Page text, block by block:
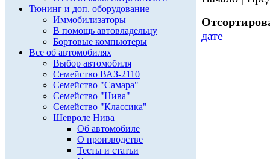
Тюнинг и доп. оборудование
Иммобилизаторы
В помощь автовладельцу
Бортовые компьютеры
Все об автомобилях
Выбор автомобиля
Семейство ВАЗ-2110
Семейство "Самара"
Семейство "Нива"
Семейство "Классика"
Шевроле Нива
Об автомобиле
О производстве
Тесты и статьи
дате